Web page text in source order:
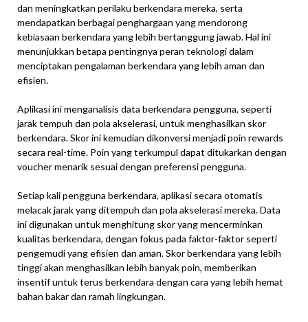
dan meningkatkan perilaku berkendara mereka, serta
mendapatkan berbagai penghargaan yang mendorong
kebiasaan berkendara yang lebih bertanggung jawab. Hal ini
menunjukkan betapa pentingnya peran teknologi dalam
menciptakan pengalaman berkendara yang lebih aman dan
efisien.
Aplikasi ini menganalisis data berkendara pengguna, seperti
jarak tempuh dan pola akselerasi, untuk menghasilkan skor
berkendara. Skor ini kemudian dikonversi menjadi poin rewards
secara real-time. Poin yang terkumpul dapat ditukarkan dengan
voucher menarik sesuai dengan preferensi pengguna.
Setiap kali pengguna berkendara, aplikasi secara otomatis
melacak jarak yang ditempuh dan pola akselerasi mereka. Data
ini digunakan untuk menghitung skor yang mencerminkan
kualitas berkendara, dengan fokus pada faktor-faktor seperti
pengemudi yang efisien dan aman. Skor berkendara yang lebih
tinggi akan menghasilkan lebih banyak poin, memberikan
insentif untuk terus berkendara dengan cara yang lebih hemat
bahan bakar dan ramah lingkungan.